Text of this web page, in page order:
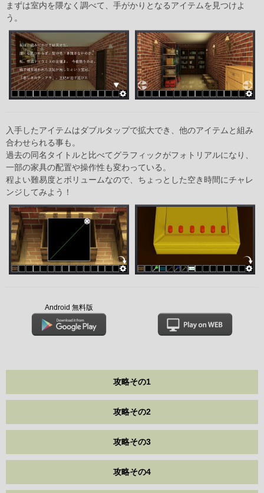
まずは室内を隈なく調べて、手がかりとなるアイテムを見つけよ
う。
入手したアイテムはダブルタップで拡大でき、他のアイテムと組み
合わせられる事も。
過去の同名タイトルと比べてグラフィックがフォトリアルになり、
一部の家具の配置や操作性も変わっている。
程よい難易度とボリュームなので、ちょっとした空き時間にチャレ
ンジしてみよう！
Android 無料版
攻略その1
攻略その2
攻略その3
攻略その4